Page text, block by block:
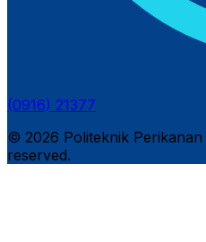
(0916) 21377
© 2026 Politeknik
reserved.